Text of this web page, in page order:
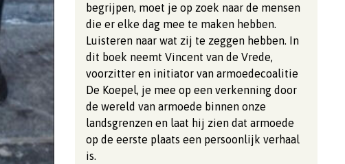
begrijpen, moet je op zoek naar de mensen
die er elke dag mee te maken hebben.
Luisteren naar wat zij te zeggen hebben. In
dit boek neemt Vincent van de Vrede,
voorzitter en initiator van armoedecoalitie
De Koepel, je mee op een verkenning door
de wereld van armoede binnen onze
landsgrenzen en laat hij zien dat armoede
op de eerste plaats een persoonlijk verhaal
is.